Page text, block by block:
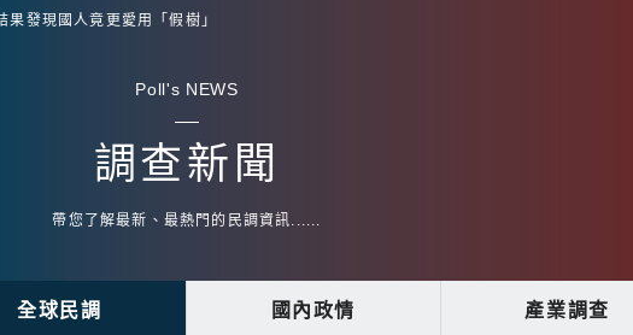
果發現國人竟更愛用「假樹」
Poll's NEWS
調查新聞
帶您了解最新、最熱門的民調資訊......
全球民調 國內政情 產業調查